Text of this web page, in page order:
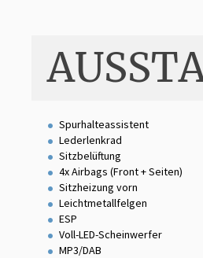
Spurhalteassistent
Lederlenkrad
Sitzbelüftung
4x Airbags (Front + Seiten)
Sitzheizung vorn
Leichtmetallfelgen
ESP
Voll-LED-Scheinwerfer
MP3/DAB